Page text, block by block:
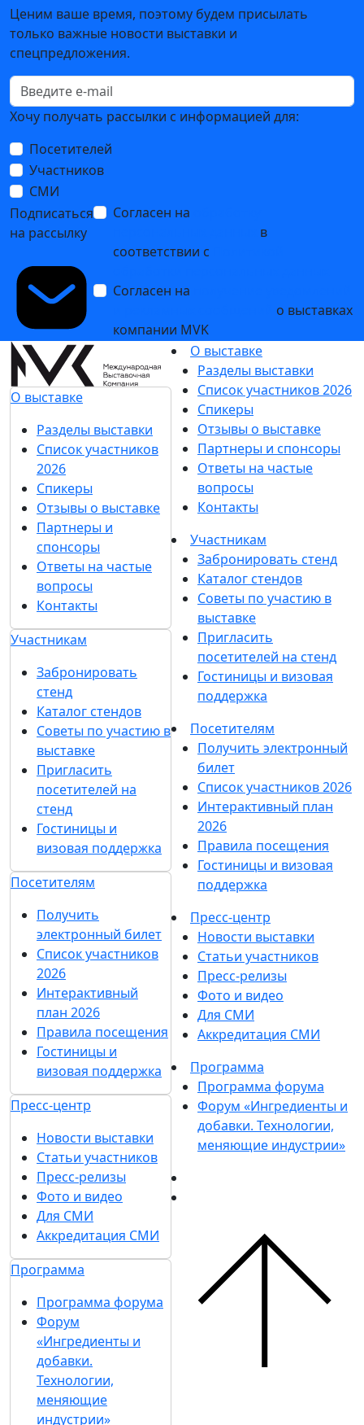
Ценим ваше время, поэтому будем присылать
только важные новости выставки и
спецпредложения.
Хочу получать рассылки с информацией для:
Посетителей
Участников
СМИ
Подписаться
на рассылку
Согласен на
в
соответствии с
Согласен на
о выставках
компании MVK
О выставке
Разделы выставки
Список участников
2026
Спикеры
Отзывы о выставке
Партнеры и
спонсоры
Ответы на частые
вопросы
Контакты
Участникам
Забронировать
стенд
Каталог стендов
Советы по участию в
выставке
Пригласить
посетителей на
стенд
Гостиницы и
визовая поддержка
Посетителям
Получить
электронный билет
Список участников
2026
Интерактивный
план 2026
Правила посещения
Гостиницы и
визовая поддержка
Пресс-центр
Новости выставки
Статьи участников
Пресс-релизы
Фото и видео
Для СМИ
Аккредитация СМИ
Программа
Программа форума
Форум
«Ингредиенты и
добавки.
Технологии,
меняющие
индустрии»
О выставке
Разделы выставки
Список участников 2026
Спикеры
Отзывы о выставке
Партнеры и спонсоры
Ответы на частые
вопросы
Контакты
Участникам
Забронировать стенд
Каталог стендов
Советы по участию в
выставке
Пригласить
посетителей на стенд
Гостиницы и визовая
поддержка
Посетителям
Получить электронный
билет
Список участников 2026
Интерактивный план
2026
Правила посещения
Гостиницы и визовая
поддержка
Пресс-центр
Новости выставки
Статьи участников
Пресс-релизы
Фото и видео
Для СМИ
Аккредитация СМИ
Программа
Программа форума
Форум «Ингредиенты и
добавки. Технологии,
меняющие индустрии»